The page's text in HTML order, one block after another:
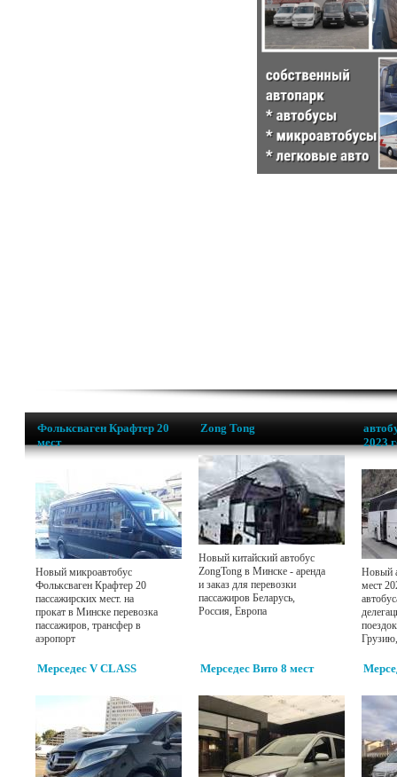
Фольксваген Крафтер 20
мест
Новый микроавтобус
Фольксваген Крафтер 20
пассажирских мест. на
прокат в Минске перевозка
пассажиров, трансфер в
аэропорт
Zong Tong
Новый китайский автобус
ZongTong в Минске - аренда
и заказ для перевозки
пассажиров Беларусь,
Россия, Европа
2023
Новый
мест
Мерседес V CLASS Мерседес Вито 8 мест